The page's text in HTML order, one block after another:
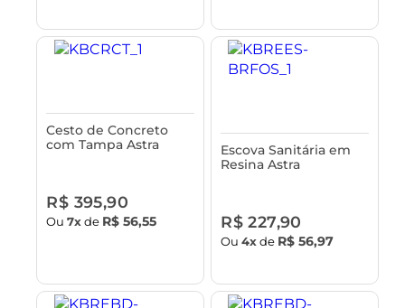
Cesto de Concreto
com Tampa Astra
R$ 395,90
Ou7xde R$ 56,55
Escova Sanitária em
Resina Astra
R$ 227,90
Ou4xde R$ 56,97